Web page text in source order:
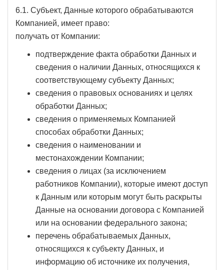
6.1. Субъект, Данные которого обрабатываются
Компанией, имеет право:
получать от Компании:
подтверждение факта обработки Данных и
сведения о наличии Данных, относящихся к
соответствующему субъекту Данных;
сведения о правовых основаниях и целях
обработки Данных;
сведения о применяемых Компанией
способах обработки Данных;
сведения о наименовании и
местонахождении Компании;
сведения о лицах (за исключением
работников Компании), которые имеют доступ
к Данным или которым могут быть раскрыты
Данные на основании договора с Компанией
или на основании федерального закона;
перечень обрабатываемых Данных,
относящихся к субъекту Данных, и
информацию об источнике их получения,